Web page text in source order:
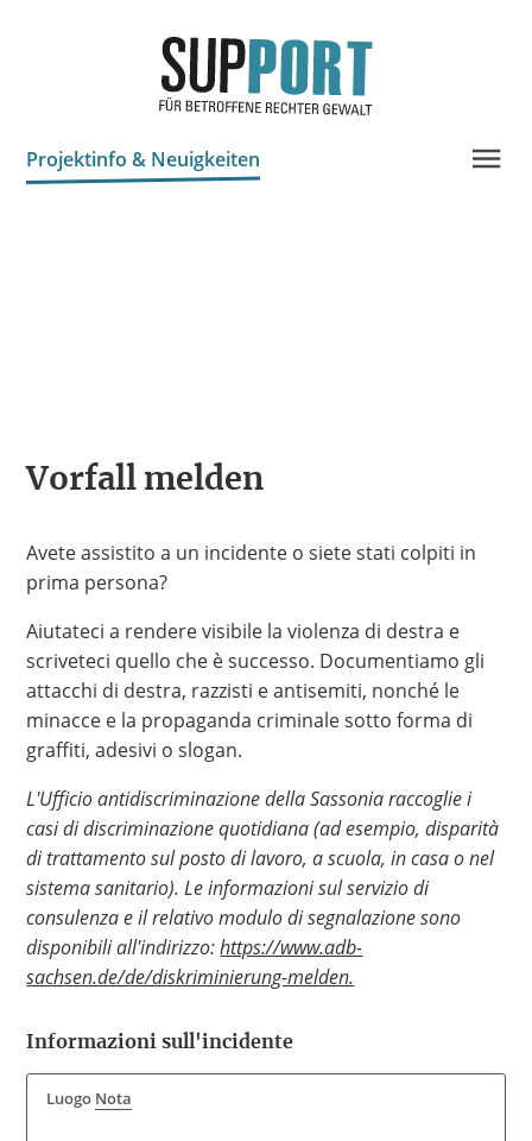
Projektinfo & Neuigkeiten
Bildungsangebote
Hate Speech
SPRACHEN
Deutsch العربية Český English
Français
Italiano
Kurdí فارسی Polski
Português
Русский
Español ትግርኛ
Vorfall melden
Avete assistito a un incidente o siete stati colpiti in
prima persona?
Aiutateci a rendere visibile la violenza di destra e
scriveteci quello che è successo. Documentiamo gli
attacchi di destra, razzisti e antisemiti, nonché le
minacce e la propaganda criminale sotto forma di
graffiti, adesivi o slogan.
L'Ufficio antidiscriminazione della Sassonia raccoglie i
casi di discriminazione quotidiana (ad esempio, disparità
di trattamento sul posto di lavoro, a scuola, in casa o nel
sistema sanitario). Le informazioni sul servizio di
consulenza e il relativo modulo di segnalazione sono
disponibili all'indirizzo:https://www.adb-
sachsen.de/de/diskriminierung-melden.
Informazioni sull'incidente
Luogo Nota